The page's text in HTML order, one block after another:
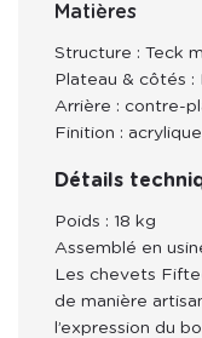
Matières
Structure : Teck
Plateau & côtés :
Arrière : contre-
Finition :
Détails
Poids : 18 kg
Assemblé en
Les chevets
de manière
l’expression du